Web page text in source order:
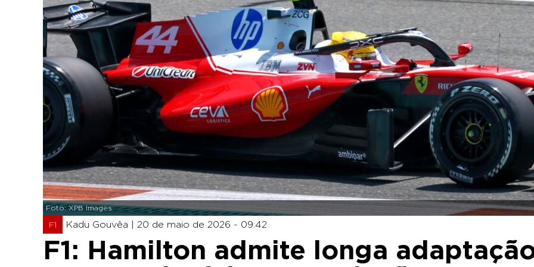
Foto: XPB Images
F1 Kadu Gouvêa | 20 de maio de 2026 - 09:42
F1: Hamilton admite longa